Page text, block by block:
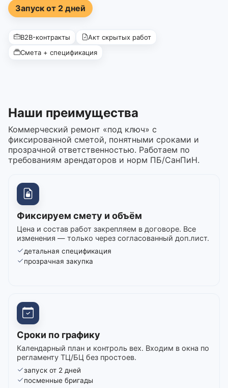
Запуск от 2 дней
B2B-контракты
Акт скрытых работ
Смета + спецификация
Наши преимущества
Коммерческий ремонт «под ключ» с
фиксированной сметой, понятными сроками и
прозрачной ответственностью. Работаем по
требованиям арендаторов и норм ПБ/СанПиН.
Фиксируем смету и объём
Цена и состав работ закрепляем в договоре. Все
изменения — только через согласованный доп.лист.
детальная спецификация
прозрачная закупка
Сроки по графику
Календарный план и контроль вех. Входим в окна по
регламенту ТЦ/БЦ без простоев.
запуск от 2 дней
посменные бригады